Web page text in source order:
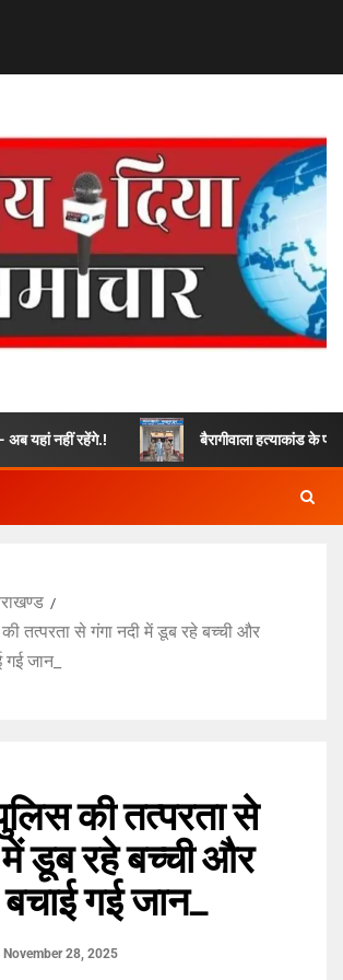
रहेंगे.! बैरागीवाला हत्याकांड के फरार चल रहे
की तत्परता से गंगा नदी में डूब रहे बच्ची और
जान_
की तत्परता से
में डूब रहे बच्ची और
बचाई गई जान_
November 28, 2025